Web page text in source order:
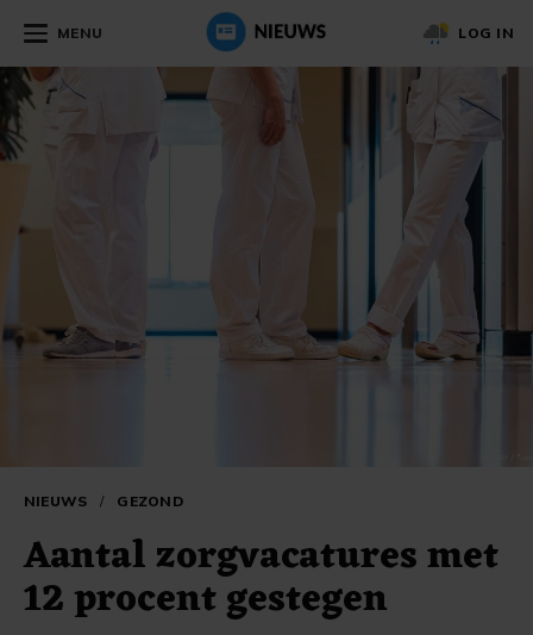
MENU LOG IN
NIEUWS / GEZOND
Aantal zorgvacatures met
12 procent gestegen